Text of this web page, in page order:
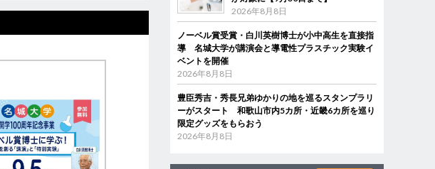
2026年8月8日
ノーベル賞受賞・白川英樹博士が小中高生を直接指
導 名城大学が講演会と導電性プラスチック実験イ
ベントを開催
2026年8月8日
豊臣秀吉・秀長兄弟ゆかりの地を巡るスタンプラリ
ーがスタート 和歌山市内5カ所・近畿6カ所を巡り
限定グッズをもらおう
2026年8月8日